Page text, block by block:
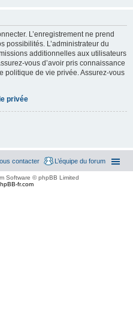
L’enregistrement ne prend
possibilités. L’administrateur du
additionnelles aux utilisateurs
vous d’avoir pris connaissance
politique de vie privée. Assurez-vous
privée
L’équipe du forum
contacter
Software © phpBB Limited
fr.com